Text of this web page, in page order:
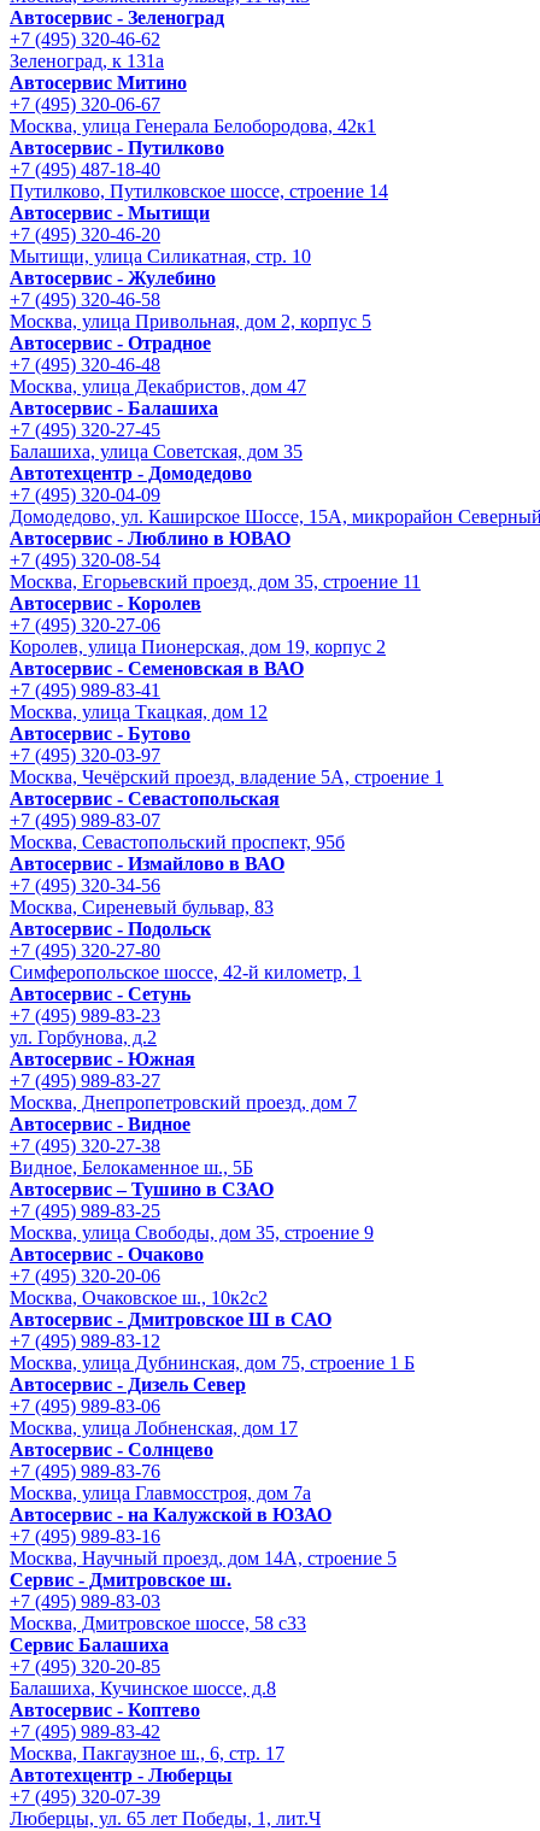
Автосервис - Зеленоград
+7 (495) 320-46-62
Зеленоград, к 131а
Автосервис Митино
+7 (495) 320-06-67
Москва, улица Генерала Белобородова, 42к1
Автосервис - Путилково
+7 (495) 487-18-40
Путилково, Путилковское шоссе, строение 14
Автосервис - Мытищи
+7 (495) 320-46-20
Мытищи, улица Силикатная, стр. 10
Автосервис - Жулебино
+7 (495) 320-46-58
Москва, улица Привольная, дом 2, корпус 5
Автосервис - Отрадное
+7 (495) 320-46-48
Москва, улица Декабристов, дом 47
Автосервис - Балашиха
+7 (495) 320-27-45
Балашиха, улица Советская, дом 35
Автотехцентр - Домодедово
+7 (495) 320-04-09
Домодедово, ул. Каширское Шоссе, 15А, микрорайон
Автосервис - Люблино в ЮВАО
+7 (495) 320-08-54
Москва, Егорьевский проезд, дом 35, строение 11
Автосервис - Королев
+7 (495) 320-27-06
Королев, улица Пионерская, дом 19, корпус 2
Автосервис - Семеновская в ВАО
+7 (495) 989-83-41
Москва, улица Ткацкая, дом 12
Автосервис - Бутово
+7 (495) 320-03-97
Москва, Чечёрский проезд, владение 5А, строение 1
Автосервис - Cевастопольская
+7 (495) 989-83-07
Москва, Севастопольский проспект, 95б
Автосервис - Измайлово в ВАО
+7 (495) 320-34-56
Москва, Сиреневый бульвар, 83
Автосервис - Подольск
+7 (495) 320-27-80
Симферопольское шоссе, 42-й километр, 1
Автосервис - Сетунь
+7 (495) 989-83-23
ул. Горбунова, д.2
Автосервис - Южная
+7 (495) 989-83-27
Москва, Днепропетровский проезд, дом 7
Автосервис - Видное
+7 (495) 320-27-38
Видное, Белокаменное ш., 5Б
Автосервис – Тушино в СЗАО
+7 (495) 989-83-25
Москва, улица Свободы, дом 35, строение 9
Автосервис - Очаково
+7 (495) 320-20-06
Москва, Очаковское ш., 10к2с2
Автосервис - Дмитровское Ш в САО
+7 (495) 989-83-12
Москва, улица Дубнинская, дом 75, строение 1 Б
Автосервис - Дизель Север
+7 (495) 989-83-06
Москва, улица Лобненская, дом 17
Автосервис - Солнцево
+7 (495) 989-83-76
Москва, улица Главмосстроя, дом 7а
Автосервис - на Калужской в ЮЗАО
+7 (495) 989-83-16
Москва, Научный проезд, дом 14А, строение 5
Сервис - Дмитровское ш.
+7 (495) 989-83-03
Москва, Дмитровское шоссе, 58 с33
Сервис Балашиха
+7 (495) 320-20-85
Балашиха, Кучинское шоссе, д.8
Автосервис - Коптево
+7 (495) 989-83-42
Москва, Пакгаузное ш., 6, стр. 17
Автотехцентр - Люберцы
+7 (495) 320-07-39
Люберцы, ул. 65 лет Победы, 1, лит.Ч